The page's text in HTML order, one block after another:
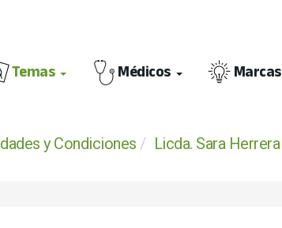
Temas Médicos Marcas
y Condiciones Licda. Sara Herrera
su certificación ISO 9001:2015